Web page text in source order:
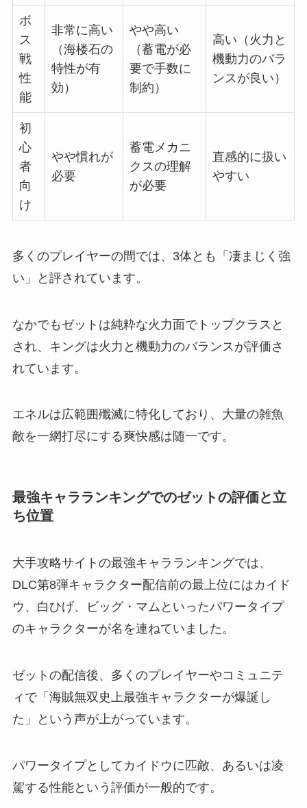
ボ
ス
戦
性
能
非常に高い
（海楼石の
特性が有
効）
やや高い
（蓄電が必
要で手数に
制約）
高い（火力と
機動力のバラ
ンスが良い）
初
心
者
向
け
やや慣れが
必要
蓄電メカニ
クスの理解
が必要
直感的に扱い
やすい
多くのプレイヤーの間では、3体とも「凄まじく強
い」と評されています。
なかでもゼットは純粋な火力面でトップクラスと
され、キングは火力と機動力のバランスが評価さ
れています。
エネルは広範囲殲滅に特化しており、大量の雑魚
敵を一網打尽にする爽快感は随一です。
最強キャラランキングでのゼットの評価と立
ち位置
大手攻略サイトの最強キャラランキングでは、
DLC第8弾キャラクター配信前の最上位にはカイド
ウ、白ひげ、ビッグ・マムといったパワータイプ
のキャラクターが名を連ねていました。
ゼットの配信後、多くのプレイヤーやコミュニテ
ィで「海賊無双史上最強キャラクターが爆誕し
た」という声が上がっています。
パワータイプとしてカイドウに匹敵、あるいは凌
駕する性能という評価が一般的です。